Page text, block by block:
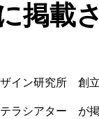
掲載
イン研究所 創
ラシアター が掲